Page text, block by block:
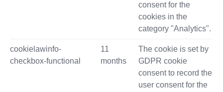
consent for the
cookies in the
category "Analytics".
cookielawinfo-
checkbox-functional
11
months
The cookie is set by
GDPR cookie
consent to record the
user consent for the